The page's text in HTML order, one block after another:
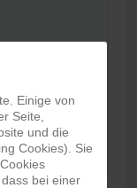
Einige von
Seite,
und die
Cookies). Sie
bei einer